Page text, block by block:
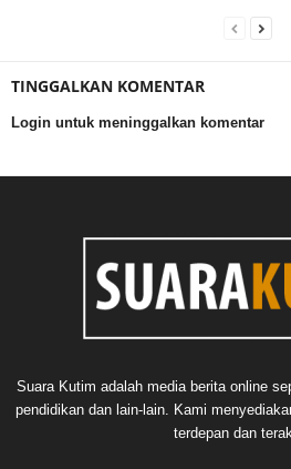
TINGGALKAN KOMENTAR
Login untuk meninggalkan komentar
Suara Kutim adalah media berita online
pendidikan dan lain-lain. Kami
terdepan dan